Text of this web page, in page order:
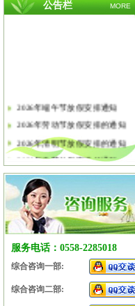
公告栏 MORE
2026年端午节放假安排通知
2026年劳动节放假安排的通知
2026年清明节放假安排的通知
2026年春节放假安排的通知
2026年元旦放假安排的通知
2025年国庆节、中秋节放假安排
2025年端午节放假安排的通知
2025年劳动节放假安排的通知
2025年清明节放假安排的通知
2025年春节放假安排的通知
服务电话：0558-2285018
综合咨询一部:
综合咨询二部: